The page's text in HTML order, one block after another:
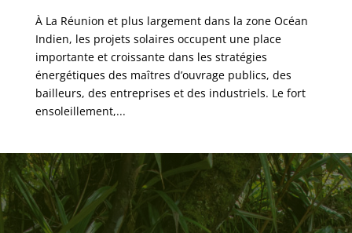
À La Réunion et plus largement dans la zone Océan
Indien, les projets solaires occupent une place
importante et croissante dans les stratégies
énergétiques des maîtres d’ouvrage publics, des
bailleurs, des entreprises et des industriels. Le fort
ensoleillement,...